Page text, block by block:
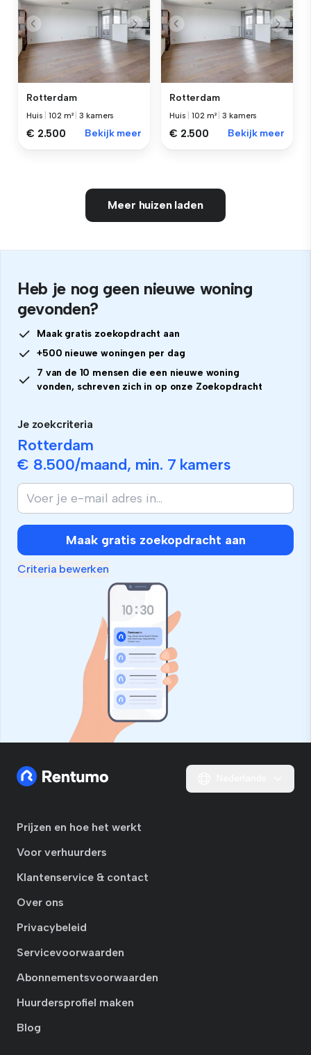
Rotterdam
Huis |102 m² |3 kamers
€ 2.500 Bekijk meer
Rotterdam
Huis |102 m² |3 kamers
€ 2.500 Bekijk meer
Meer huizen laden
Heb je nog geen nieuwe woning
gevonden?
Maak gratis zoekopdracht aan
+500 nieuwe woningen per dag
7 van de 10 mensen die een nieuwe woning
vonden, schreven zich in op onze Zoekopdracht
Je zoekcriteria
Rotterdam
€ 8.500/maand, min. 7 kamers
Maak gratis zoekopdracht aan
Criteria bewerken
Prijzen en hoe het werkt
Voor verhuurders
Klantenservice & contact
Over ons
Privacybeleid
Servicevoorwaarden
Abonnementsvoorwaarden
Huurdersprofiel maken
Blog